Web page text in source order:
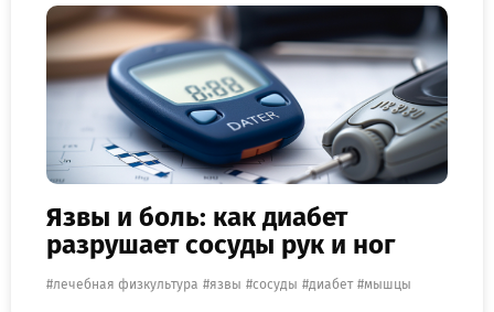
Язвы и боль: как диабет
разрушает сосуды рук и ног
лечебная физкультура язвы сосуды диабет мышцы